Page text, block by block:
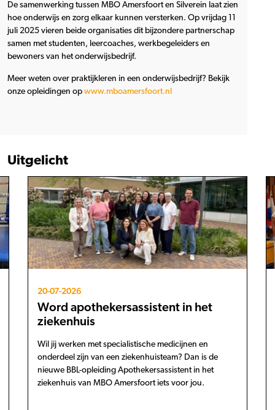
De samenwerking tussen MBO Amersfoort en Silverein laat zien
hoe onderwijs en zorg elkaar kunnen versterken. Op vrijdag 11
juli 2025 vieren beide organisaties dit bijzondere partnerschap
samen met studenten, leercoaches, werkbegeleiders en
bewoners van het onderwijsbedrijf.
Meer weten over praktijkleren in een onderwijsbedrijf? Bekijk
onze opleidingen op www.mboamersfoort.nl
Uitgelicht
20-07-2026
Word apothekersassistent in het
ziekenhuis
Wil jij werken met specialistische medicijnen en
onderdeel zijn van een ziekenhuisteam? Dan is de
nieuwe BBL-opleiding Apothekersassistent in het
ziekenhuis van MBO Amersfoort iets voor jou.